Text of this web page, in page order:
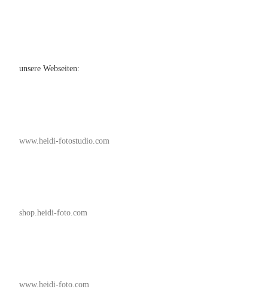
unsere Webseiten:
www.heidi-fotostudio.com
shop.heidi-foto.com
www.heidi-foto.com